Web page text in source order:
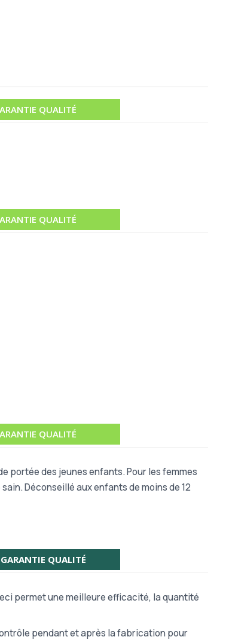
QUALITÉ
QUALITÉ
QUALITÉ
portée des jeunes enfants. Pour les femmes
Déconseillé aux enfants de moins de 12
GARANTIE QUALITÉ
permet une meilleure efficacité, la quantité
pendant et après la fabrication pour